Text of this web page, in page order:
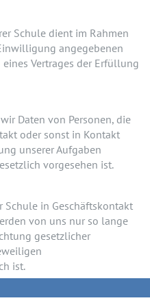
Schule dient im Rahmen
angegebenen
Vertrages der Erfüllung
Daten von Personen, die
oder sonst in Kontakt
unserer Aufgaben
vorgesehen ist.
Schule in Geschäftskontakt
von uns nur so lange
gesetzlicher
ist.